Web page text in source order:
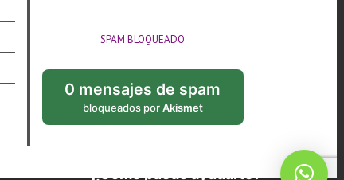
SPAM BLOQUEADO
0 mensajes de spam
bloqueados porAkismet
¿Cómo puedo ayudarte?